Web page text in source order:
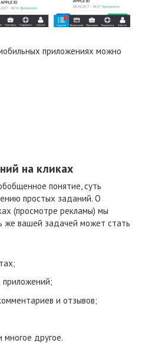
приложениях можно
на кликах
понятие, суть
простых заданий. О
(просмотре рекламы) мы
же вашей задачей может стать
приложений;
и отзывов;
многое другое.